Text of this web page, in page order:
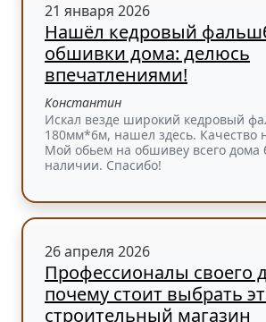
21 января 2026
Нашёл кедровый
обшивки дома: делюсь
впечатлениями!
Константин
Искал везде широкий кедровый
180мм*6м, нашел здесь. Качество
Мой обьем на обшивеу всего дома
наличии. Спасибо!
26 апреля 2026
Профессионалы своего
почему стоит выбрать
строительный магазин